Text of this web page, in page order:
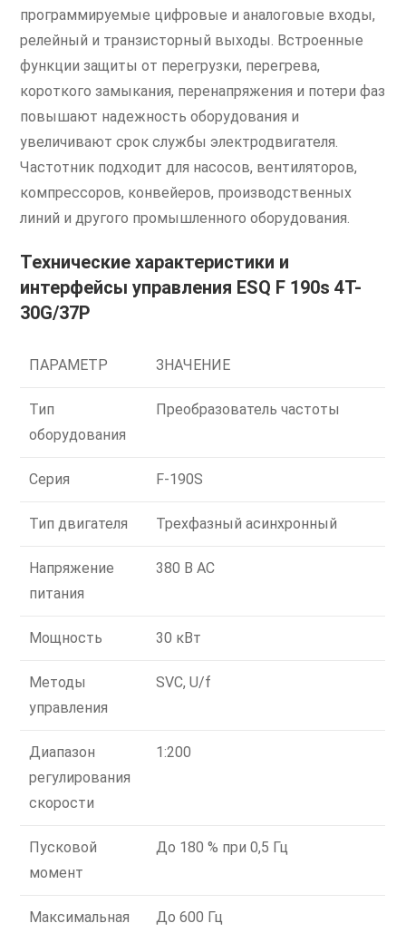
программируемые цифровые и аналоговые входы,
релейный и транзисторный выходы. Встроенные
функции защиты от перегрузки, перегрева,
короткого замыкания, перенапряжения и потери фаз
повышают надежность оборудования и
увеличивают срок службы электродвигателя.
Частотник подходит для насосов, вентиляторов,
компрессоров, конвейеров, производственных
линий и другого промышленного оборудования.
Технические характеристики и
интерфейсы управления ESQ F 190s 4T-
30G/37P
ПАРАМЕТР ЗНАЧЕНИЕ
Тип
оборудования
Преобразователь частоты
Серия F-190S
Тип двигателя Трехфазный асинхронный
Напряжение
питания
380 В AC
Мощность 30 кВт
Методы
управления
SVC, U/f
Диапазон
регулирования
скорости
1:200
Пусковой
момент
До 180 % при 0,5 Гц
Максимальная
До 600 Гц